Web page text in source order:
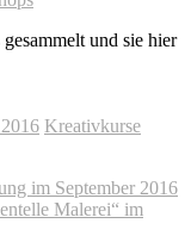
und sie hier
Kreativkurse
im September 2016
Malerei“ im